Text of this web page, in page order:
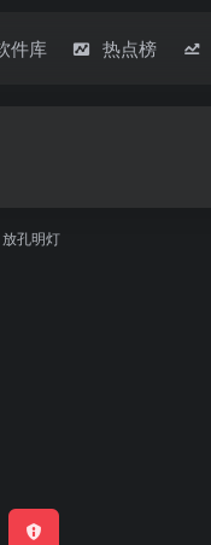
件库 热点榜
放孔明灯